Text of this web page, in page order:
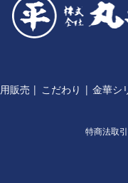
販売 こだわり 金華シ
特商法取